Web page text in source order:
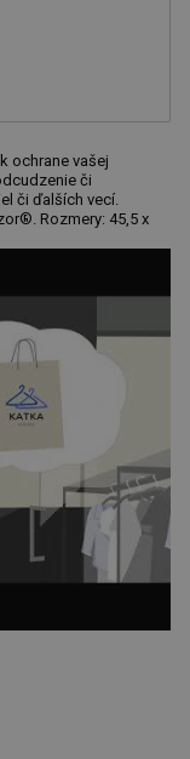
ochrane vašej
či
či ďalších vecí.
Rozmery: 45,5 x